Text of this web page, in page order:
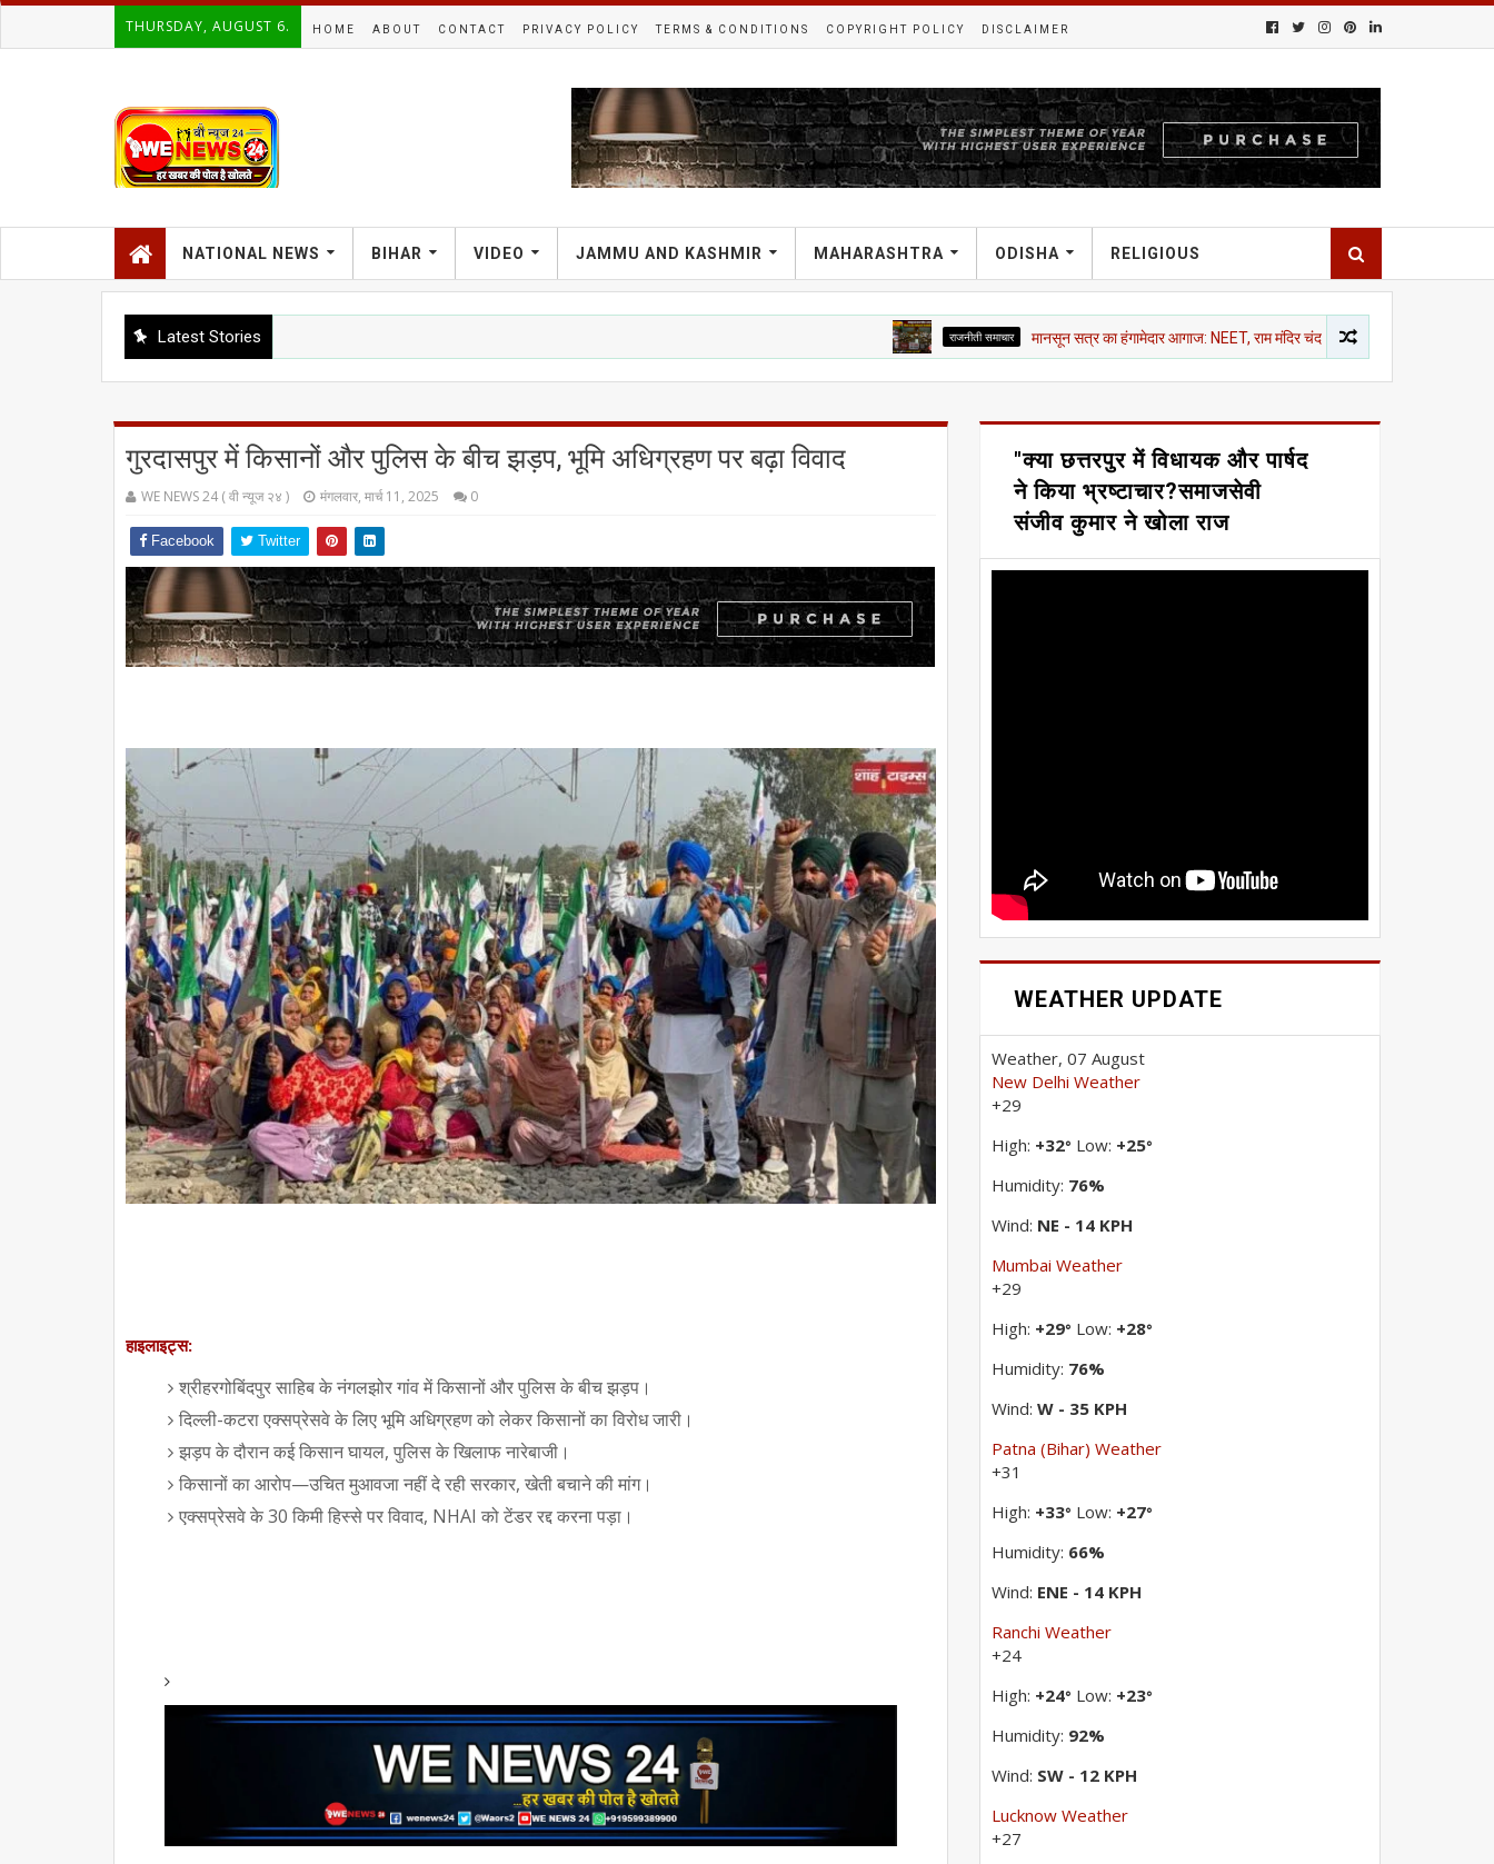
THURSDAY, AUGUST 6. HOME ABOUT CONTACT PRIVACY POLICY TERMS & CONDITIONS COPYRIGHT POLICY DISCLAIMER
NATIONAL NEWS BIHAR VIDEO JAMMU AND KASHMIR MAHARASHTRA ODISHA RELIGIOUS
Latest Stories राजनीती समाचार मानसून सत्र का हंगामेदार आगाज: NEET, राम मंदिर चंदा और CJP मार्च पर विपक्ष का शोर, दोनों सदनों
गुरदासपुर में किसानों और पुलिस के बीच झड़प, भूमि अधिग्रहण पर बढ़ा विवाद
WE NEWS 24 ( वी न्यूज २४ ) मंगलवार, मार्च 11, 2025 0
Facebook Twitter
हाइलाइट्स:
श्रीहरगोबिंदपुर साहिब के नंगलझोर गांव में किसानों और पुलिस के बीच झड़प।
दिल्ली-कटरा एक्सप्रेसवे के लिए भूमि अधिग्रहण को लेकर किसानों का विरोध जारी।
झड़प के दौरान कई किसान घायल, पुलिस के खिलाफ नारेबाजी।
किसानों का आरोप—उचित मुआवजा नहीं दे रही सरकार, खेती बचाने की मांग।
एक्सप्रेसवे के 30 किमी हिस्से पर विवाद, NHAI को टेंडर रद्द करना पड़ा।
"क्या छत्तरपुर में विधायक और पार्षद
ने किया भ्रष्टाचार?समाजसेवी
संजीव कुमार ने खोला राज
WEATHER UPDATE
Weather, 07 August
New Delhi Weather
+29
High: +32° Low: +25°
Humidity: 76%
Wind: NE - 14 KPH
Mumbai Weather
+29
High: +29° Low: +28°
Humidity: 76%
Wind:W - 35 KPH
Patna (Bihar) Weather
+31
High: +33° Low: +27°
Humidity: 66%
Wind: ENE - 14 KPH
Ranchi Weather
+24
High: +24° Low: +23°
Humidity: 92%
Wind: SW - 12 KPH
Lucknow Weather
+27